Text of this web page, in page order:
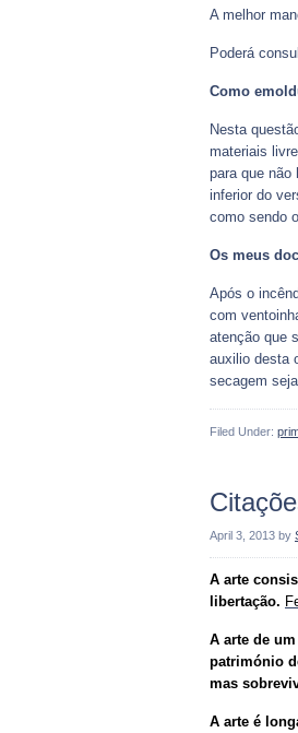
A melhor
Poderá
Como
Nesta
materiais
para que não
inferior do
como sendo
Os meus
Após o
com
atenção que
auxilio desta
secagem
Filed Under:
April 3, 2013 by
A arte
libertação.
A arte de
património
mas
A arte é